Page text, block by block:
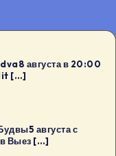
августа в 20:00
[…]
августа с
в Выез […]